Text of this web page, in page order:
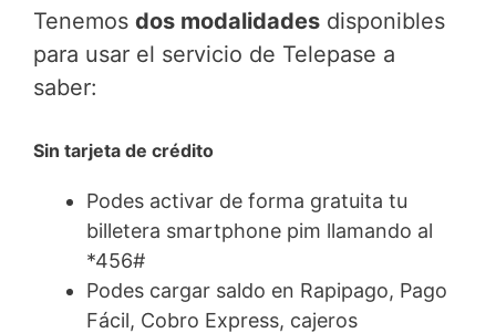
Tenemos dos modalidades disponibles
para usar el servicio de Telepase a
saber:
Sin tarjeta de crédito
Podes activar de forma gratuita tu
billetera smartphone pim llamando al
*456#
Podes cargar saldo en Rapipago, Pago
Fácil, Cobro Express, cajeros